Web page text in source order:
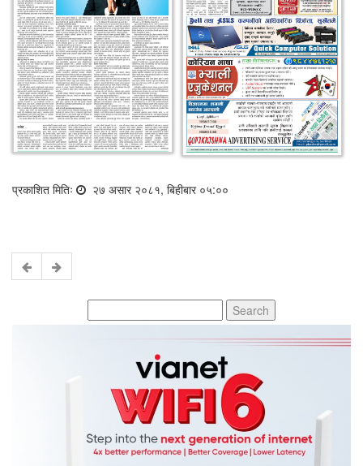
प्रकाशित मितिः २७ असार २०८१, बिहीबार ०५:००
for: